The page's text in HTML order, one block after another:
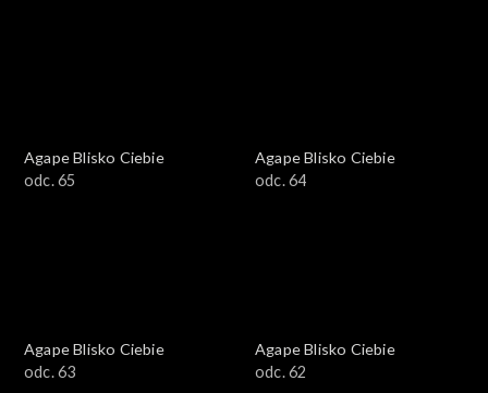
Agape Blisko Ciebie
odc. 65
Agape Blisko Ciebie
odc. 64
Agape Blisko Ciebie
odc. 63
Agape Blisko Ciebie
odc. 62